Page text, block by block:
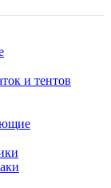
и тентов